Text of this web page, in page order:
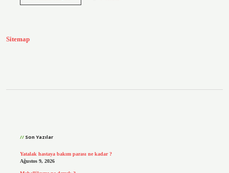
Sitemap
Son Yazılar
Yatalak hastaya bakım parası ne kadar ?
Ağustos 9, 2026